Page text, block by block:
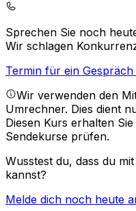
Sprechen Sie noch
Wir schlagen
Termin für ein
Wir verwenden den
Umrechner. Dies dient
Diesen Kurs erhalten
Sendekurse prüfen.
Wusstest du, dass du
kannst?
Melde dich noch heute